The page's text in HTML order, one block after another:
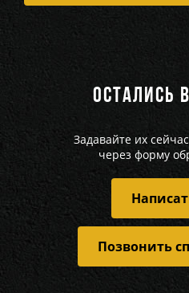
ОСТАЛИСЬ
Задавайте их
через форму
Позвонить